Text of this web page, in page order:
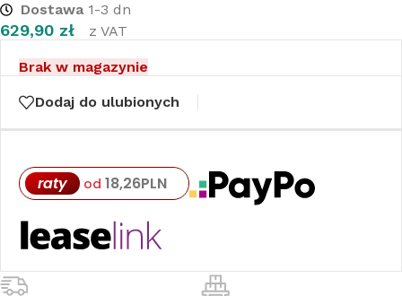
Dostawa1-3 dn
629,90 zł z VAT
Brak w magazynie
Dodaj do ulubionych
raty od 18,26PLN